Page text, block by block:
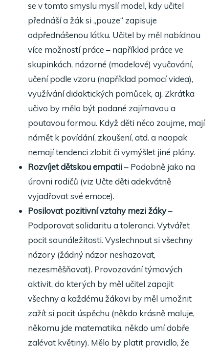
se v tomto smyslu myslí model, kdy učitel
přednáší a žák si „pouze“ zapisuje
odpřednášenou látku. Učitel by měl nabídnou
více možností práce – například práce ve
skupinkách, názorné (modelové) vyučování,
učení podle vzoru (například pomocí videa),
využívání didaktických pomůcek, aj. Zkrátka
učivo by mělo být podané zajímavou a
poutavou formou. Když děti něco zaujme, mají
námět k povídání, zkoušení, atd. a naopak
nemají tendenci zlobit či vymýšlet jiné plány.
Rozvíjet dětskou empatii– Podobně jako na
úrovni rodičů (viz Učte děti adekvátně
vyjadřovat své emoce).
Posilovat pozitivní vztahy mezi žáky–
Podporovat solidaritu a toleranci. Vytvářet
pocit sounáležitosti. Vyslechnout si všechny
názory (žádný názor neshazovat,
nezesměšňovat). Provozování týmových
aktivit, do kterých by měl učitel zapojit
všechny a každému žákovi by měl umožnit
zažít si pocit úspěchu (někdo krásně maluje,
někomu jde matematika, někdo umí dobře
zalévat květiny). Mělo by platit pravidlo, že